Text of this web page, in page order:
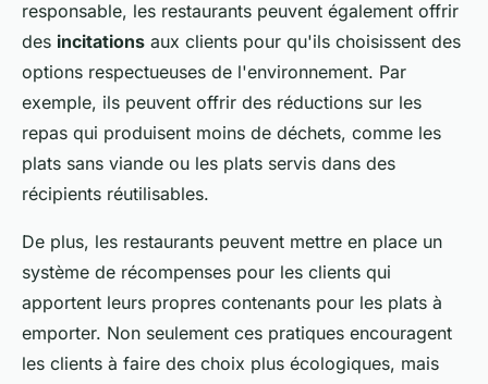
responsable, les restaurants peuvent également offrir
des incitations aux clients pour qu'ils choisissent des
options respectueuses de l'environnement. Par
exemple, ils peuvent offrir des réductions sur les
repas qui produisent moins de déchets, comme les
plats sans viande ou les plats servis dans des
récipients réutilisables.
De plus, les restaurants peuvent mettre en place un
système de récompenses pour les clients qui
apportent leurs propres contenants pour les plats à
emporter. Non seulement ces pratiques encouragent
les clients à faire des choix plus écologiques, mais